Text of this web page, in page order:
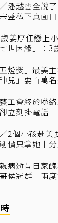
潘越雲全說
盛私下真面目
姜厚任戀上
七世因緣」：
五燈獎」最美
兒」要百萬
工會終於聯
立刻掛電話
2個小孩赴美
價只拿她十
病逝昔日家
侯冠群 兩度